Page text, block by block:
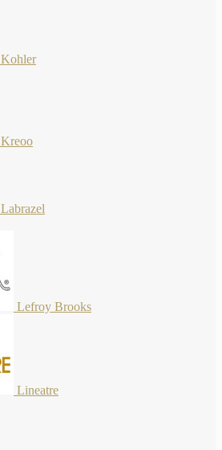
Kohler
Kreoo
Labrazel
Lefroy Brooks
Lineatre